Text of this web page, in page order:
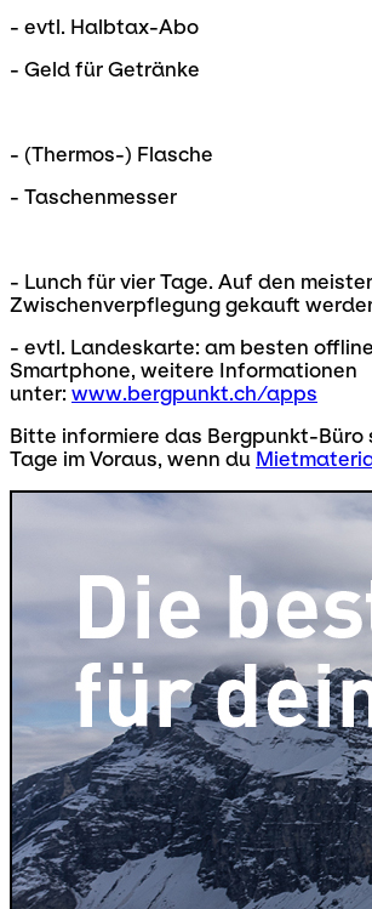
- evtl. Halbtax-Abo
- Geld für Getränke
- (Thermos-) Flasche
- Taschenmesser
- Lunch für vier Tage. Auf den
Zwischenverpflegung gekauft
- evtl. Landeskarte: am besten
Smartphone, weitere Informationen
unter: www.bergpunkt.ch/apps
Bitte informiere das Bergpunkt-Büro
Tage im Voraus, wenn du